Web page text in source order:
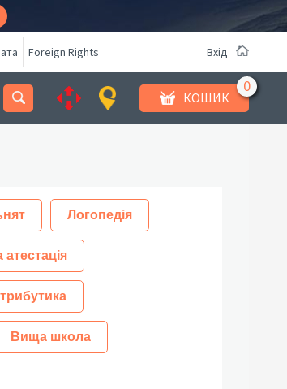
Foreign Rights Вхід
КОШИК
Логопедія
Вища школа